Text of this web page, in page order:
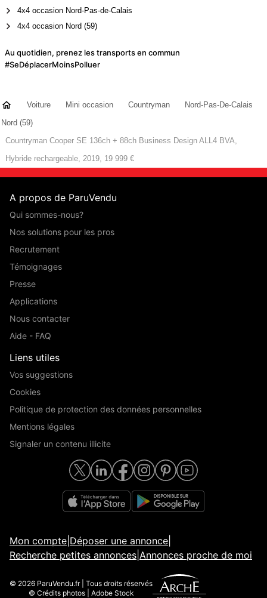
4x4 occasion Nord-Pas-de-Calais
4x4 occasion Nord (59)
Au quotidien, prenez les transports en commun
#SeDéplacerMoinsPolluer
Voiture Mini occasion Countryman
Nord-Pas-De-Calais
Nord (59)
Countryman Cooper SE 136ch + 88ch Business Design ALL4 BVA,
Hybride rechargeable, 2019, 19 999 €
A propos de ParuVendu
Qui sommes-nous?
Nos solutions pour les pros
Recrutement
Témoignages
Presse
Applications
Nous contacter
Aide - FAQ
Liens utiles
Vos suggestions
Cookies
Politique de protection des données personnelles
Mentions légales
Signaler un contenu illicite
Mon compte Déposer une annonce
Recherche petites annonces Annonces proche de moi
© 2026 ParuVendu.fr | Tous droits réservés
© Crédits photos | Adobe Stock